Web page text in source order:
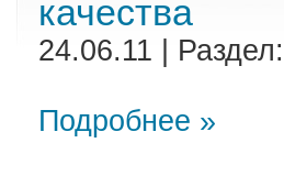
качества
24.06.11 | Раздел:
Подробнее »